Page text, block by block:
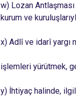
w) Lozan
kurum ve
x) Adlî ve idarî
işlemleri yürütmek,
y) İhtiyaç halinde,